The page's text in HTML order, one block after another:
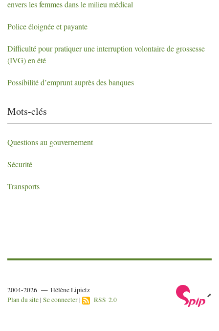
envers les femmes dans le milieu médical
Police éloignée et payante
Difficulté pour pratiquer une interruption volontaire de grossesse
(IVG) en été
Possibilité d’emprunt auprès des banques
Mots-clés
Questions au gouvernement
Sécurité
Transports
2004-2026 — Hélène Lipietz
Plan du site | Se connecter | RSS 2.0